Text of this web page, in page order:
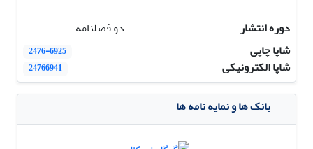
دوره انتشار
دو فصلنامه
شاپا چاپی
2476-6925
شاپا الکترونیکی 24766941
بانک ها و نمایه نامه ها